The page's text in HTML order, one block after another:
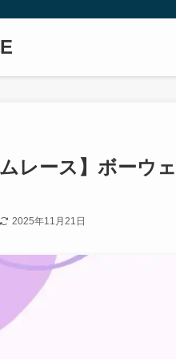
ムレース】ボーウ
2025年11月21日